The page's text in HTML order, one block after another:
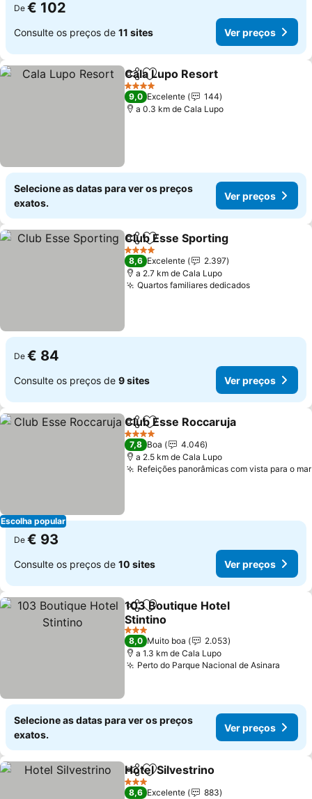
De € 102
Consulte os preços de 11 sites Ver preços
PartilharAdicionar aos favoritos
Cala Lupo Resort
4 Estrelas
9,0 Excelente
144
a 0.3 km de Cala Lupo
Selecione as datas para ver os preços
exatos.
Ver preços
PartilharAdicionar aos favoritos
Club Esse Sporting
4 Estrelas
8,6 Excelente
2.397
a 2.7 km de Cala Lupo
Quartos familiares dedicados
De € 84
Consulte os preços de 9 sites Ver preços
Escolha popular
PartilharAdicionar aos favoritos
Club Esse Roccaruja
4 Estrelas
7,8 Boa
4.046
a 2.5 km de Cala Lupo
Refeições panorâmicas com vista para o mar
De € 93
Consulte os preços de 10 sites Ver preços
PartilharAdicionar aos favoritos
103 Boutique Hotel
Stintino
3 Estrelas
8,0 Muito boa
2.053
a 1.3 km de Cala Lupo
Perto do Parque Nacional de Asinara
Selecione as datas para ver os preços
exatos.
Ver preços
PartilharAdicionar aos favoritos
Hotel Silvestrino
3 Estrelas
8,6 Excelente
883